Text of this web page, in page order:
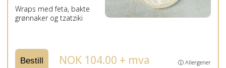
Wraps med feta, bakte
grønnaker og tzatziki
Bestill NOK 104.00 + mva ⓘ Allergener